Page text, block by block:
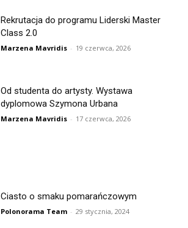
Rekrutacja do programu Liderski Master
Class 2.0
Marzena Mavridis - 19 czerwca, 2026
Od studenta do artysty. Wystawa
dyplomowa Szymona Urbana
Marzena Mavridis - 17 czerwca, 2026
Ciasto o smaku pomarańczowym
Polonorama Team - 29 stycznia, 2024